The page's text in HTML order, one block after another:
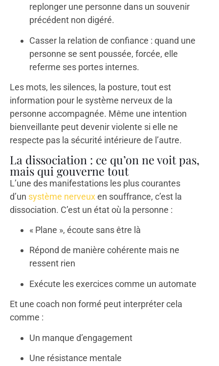
replonger une personne dans un souvenir
précédent non digéré.
Casser la relation de confiance : quand une
personne se sent poussée, forcée, elle
referme ses portes internes.
Les mots, les silences, la posture, tout est
information pour le système nerveux de la
personne accompagnée. Même une intention
bienveillante peut devenir violente si elle ne
respecte pas la sécurité intérieure de l’autre.
La dissociation : ce qu’on ne voit pas,
mais qui gouverne tout
L’une des manifestations les plus courantes
d’un système nerveuxen souffrance, c’est la
dissociation. C’est un état où la personne :
« Plane », écoute sans être là
Répond de manière cohérente mais ne
ressent rien
Exécute les exercices comme un automate
Et une coach non formé peut interpréter cela
comme :
Un manque d’engagement
Une résistance mentale